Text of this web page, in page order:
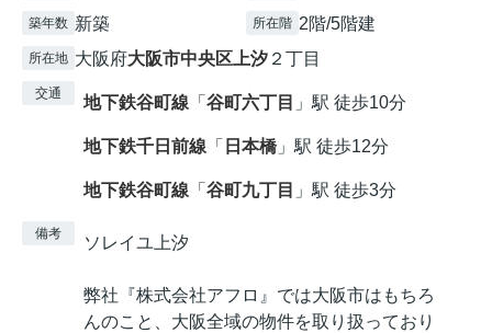
築年数 新築 所在階 2階/5階建
所在地 大阪府大阪市中央区 上汐 ２丁目
交通 地下鉄谷町線 「 谷町六丁目 」駅 徒歩10分
地下鉄千日前線 「 日本橋」駅 徒歩12分
地下鉄谷町線 「 谷町九丁目 」駅 徒歩3分
備考 ソレイユ上汐
弊社『株式会社アフロ』では大阪市はもちろ
んのこと、大阪全域の物件を取り扱っており